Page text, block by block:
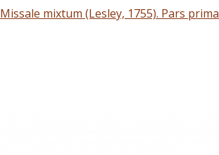
Missale mixtum (Lesley, 1755). Pars prima